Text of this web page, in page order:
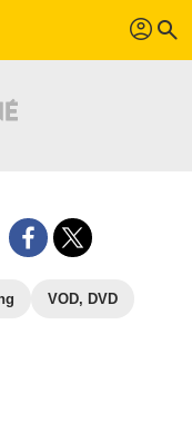
profil search
VOD, DVD